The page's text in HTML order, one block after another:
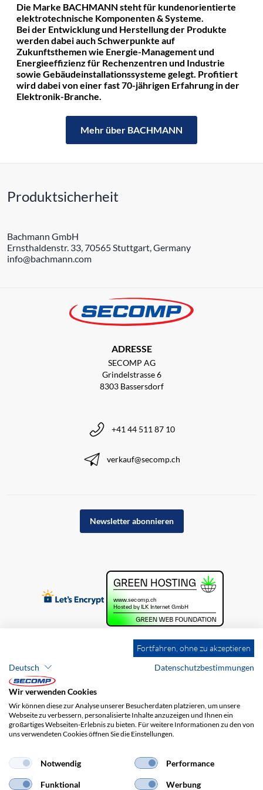
Die Marke BACHMANN steht für kundenorientierte
elektrotechnische Komponenten & Systeme.
Bei der Entwicklung und Herstellung der Produkte
werden dabei auch Schwerpunkte auf
Zukunftsthemen wie Energie-Management und
Energieeffizienz für Rechenzentren und Industrie
sowie Gebäudeinstallationssysteme gelegt. Profitiert
wird dabei von einer fast 70-jährigen Erfahrung in der
Elektronik-Branche.
Mehr über BACHMANN
Produktsicherheit
Bachmann GmbH
Ernsthaldenstr. 33, 70565 Stuttgart, Germany
info@bachmann.com
ADRESSE
SECOMP AG
Grindelstrasse 6
8303 Bassersdorf
+41 44 511 87 10
verkauf@secomp.ch
Newsletter abonnieren
Brands Impressum
AGB
Haftungsausschluss
Versandkosten
Fortfahren, ohne zu akzeptieren
Deutsch
Datenschutzbestimmungen
Wir verwenden Cookies
Wir können diese zur Analyse unserer Besucherdaten platzieren, um unsere
Webseite zu verbessern, personalisierte Inhalte anzuzeigen und Ihnen ein
großartiges Webseiten-Erlebnis zu bieten. Für weitere Informationen zu den von
uns verwendeten Cookies öffnen Sie die Einstellungen.
Notwendig Performance
Funktional Werbung